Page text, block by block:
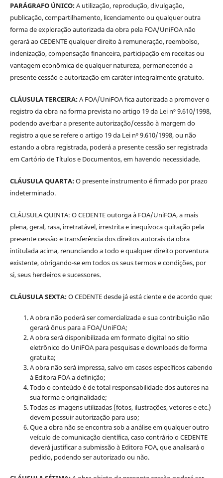
PARÁGRAFO ÚNICO:A utilização, reprodução, divulgação,
publicação, compartilhamento, licenciamento ou qualquer outra
forma de exploração autorizada da obra pela FOA/UniFOA não
gerará ao CEDENTE qualquer direito à remuneração, reembolso,
indenização, compensação financeira, participação em receitas ou
vantagem econômica de qualquer natureza, permanecendo a
presente cessão e autorização em caráter integralmente gratuito.
CLÁUSULA TERCEIRA:A FOA/UniFOA fica autorizada a promover o
registro da obra na forma prevista no artigo 19 da Lei nº 9.610/1998,
podendo averbar a presente autorização/cessão à margem do
registro a que se refere o artigo 19 da Lei nº 9.610/1998, ou não
estando a obra registrada, poderá a presente cessão ser registrada
em Cartório de Títulos e Documentos, em havendo necessidade.
CLÁUSULA QUARTA:O presente instrumento é firmado por prazo
indeterminado.
CLÁUSULA QUINTA: O CEDENTE outorga à FOA/UniFOA, a mais
plena, geral, rasa, irretratável, irrestrita e inequívoca quitação pela
presente cessão e transferência dos direitos autorais da obra
intitulada acima, renunciando a todo e qualquer direito porventura
existente, obrigando-se em todos os seus termos e condições, por
si, seus herdeiros e sucessores.
CLÁUSULA SEXTA:O CEDENTE desde já está ciente e de acordo que:
A obra não poderá ser comercializada e sua contribuição não
gerará ônus para a FOA/UniFOA;
A obra será disponibilizada em formato digital no sítio
eletrônico do UniFOA para pesquisas e downloads de forma
gratuita;
A obra não será impressa, salvo em casos específicos cabendo
à Editora FOA a definição;
Todo o conteúdo é de total responsabilidade dos autores na
sua forma e originalidade;
Todas as imagens utilizadas (fotos, ilustrações, vetores e etc.)
devem possuir autorização para uso;
Que a obra não se encontra sob a análise em qualquer outro
veículo de comunicação científica, caso contrário o CEDENTE
deverá justificar a submissão à Editora FOA, que analisará o
pedido, podendo ser autorizado ou não.